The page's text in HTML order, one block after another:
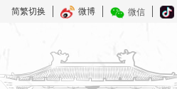
简繁切换 微博 微信